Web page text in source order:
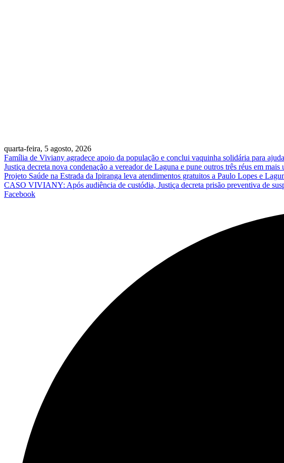
quarta-feira, 5 agosto, 2026
Família de Viviany agradece apoio da população e conclui vaquinha solidária para
Justiça decreta nova condenação a vereador de Laguna e pune outros três réus em
Projeto Saúde na Estrada da Ipiranga leva atendimentos gratuitos a Paulo Lopes e
CASO VIVIANY: Após audiência de custódia, Justiça decreta prisão preventiva de
Facebook